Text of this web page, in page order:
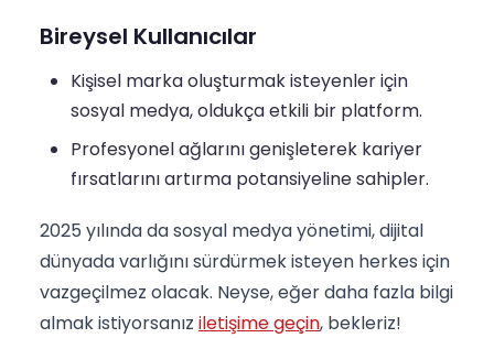
Bireysel Kullanıcılar
Kişisel marka oluşturmak isteyenler için
sosyal medya, oldukça etkili bir platform.
Profesyonel ağlarını genişleterek kariyer
fırsatlarını artırma potansiyeline sahipler.
2025 yılında da sosyal medya yönetimi, dijital
dünyada varlığını sürdürmek isteyen herkes için
vazgeçilmez olacak. Neyse, eğer daha fazla bilgi
almak istiyorsanız iletişime geçin, bekleriz!